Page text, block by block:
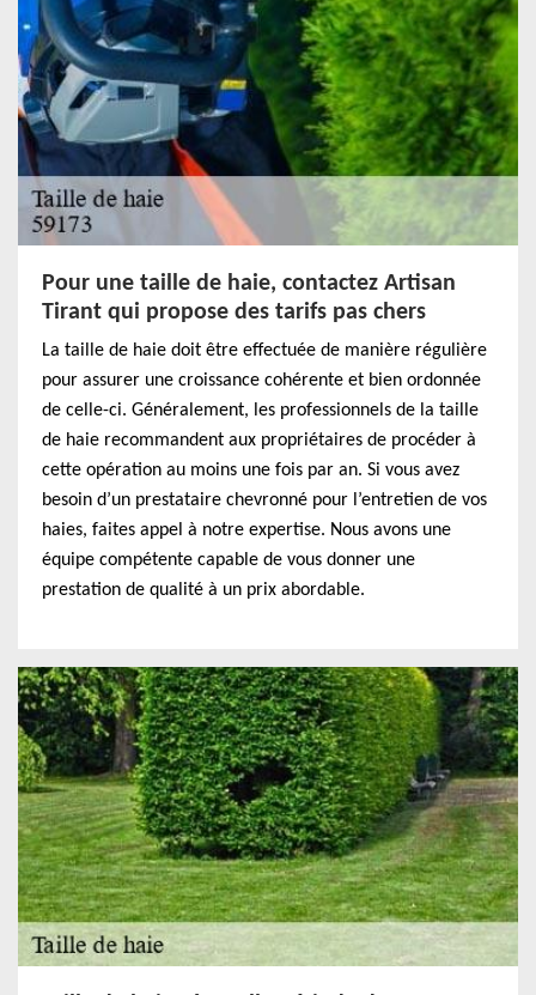
Pour une taille de haie, contactez Artisan
Tirant qui propose des tarifs pas chers
La taille de haie doit être effectuée de manière régulière
pour assurer une croissance cohérente et bien ordonnée
de celle-ci. Généralement, les professionnels de la taille
de haie recommandent aux propriétaires de procéder à
cette opération au moins une fois par an. Si vous avez
besoin d’un prestataire chevronné pour l’entretien de vos
haies, faites appel à notre expertise. Nous avons une
équipe compétente capable de vous donner une
prestation de qualité à un prix abordable.